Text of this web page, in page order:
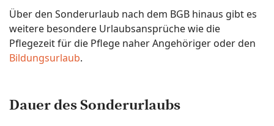
Über den Sonderurlaub nach dem BGB hinaus gibt es
weitere besondere Urlaubsansprüche wie die
Pflegezeit für die Pflege naher Angehöriger oder den
Bildungsurlaub.
Dauer des Sonderurlaubs